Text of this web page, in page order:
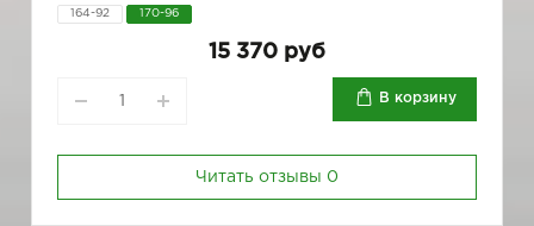
164-92 170-96
15 370 руб
В корзину
Читать отзывы 0